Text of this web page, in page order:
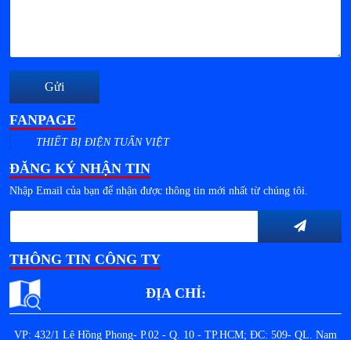
Gửi
FANPAGE
THIẾT BỊ ĐIỆN TUẤN VIỆT
ĐĂNG KÝ NHẬN TIN
Nhập Email của bạn để nhận được thông tin mới nhất từ chúng tôi.
THÔNG TIN CÔNG TY
ĐỊA CHỈ:
VP: 432/1 Lê Hồng Phong- P.02 - Q. 10 - TP.HCM; ĐC: 509- QL. Nam